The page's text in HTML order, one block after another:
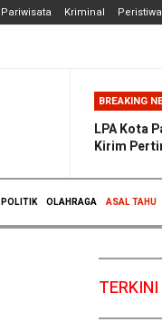
Pariwisata Kriminal Peristiwa
BREAKING
LPA Kota
Kirim
POLITIK OLAHRAGA ASAL TAHU
TERKINI